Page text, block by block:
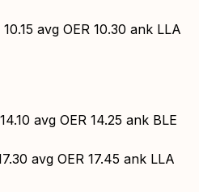
avg OER 10.30 ank LLA
avg OER 14.25 ank BLE
avg OER 17.45 ank LLA